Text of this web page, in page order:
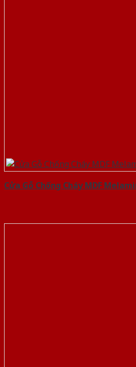
Cửa Gỗ Chống Cháy MDF